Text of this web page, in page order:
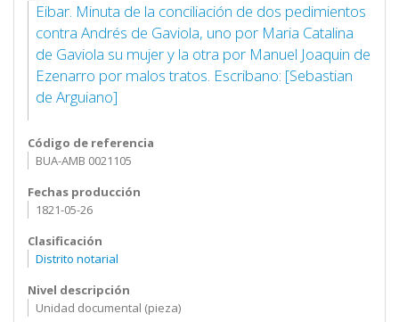
Eibar. Minuta de la conciliación de dos pedimientos
contra Andrés de Gaviola, uno por Maria Catalina
de Gaviola su mujer y la otra por Manuel Joaquin de
Ezenarro por malos tratos. Escribano: [Sebastian
de Arguiano]
Código de referencia
BUA-AMB 0021105
Fechas producción
1821-05-26
Clasificación
Distrito notarial
Nivel descripción
Unidad documental (pieza)